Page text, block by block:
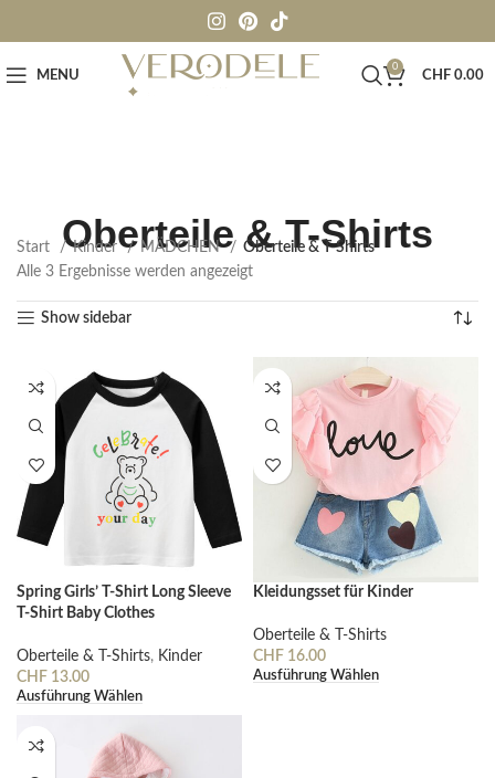
MENU
0
CHF 0.00
Oberteile & T-Shirts
Start Kinder MÄDCHEN
Oberteile & T-Shirts
Alle 3 Ergebnisse werden angezeigt
Show sidebar
Spring Girls’ T-Shirt Long Sleeve
T-Shirt Baby Clothes
Oberteile & T-Shirts, Kinder
CHF 13.00
Ausführung Wählen
Kleidungsset für Kinder
Oberteile & T-Shirts
CHF 16.00
Ausführung Wählen